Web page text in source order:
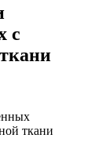
с
ткани